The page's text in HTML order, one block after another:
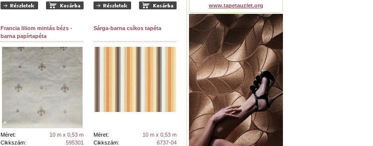
www.tapetauzlet.org
Francia liliom mintás bézs -
barna papírtapéta
Méret:
10 m x 0,53 m
Cikkszám:
595301
Sárga-barna csíkos tapéta
Méret:
10 m x 0,53 m
Cikkszám:
6737-04